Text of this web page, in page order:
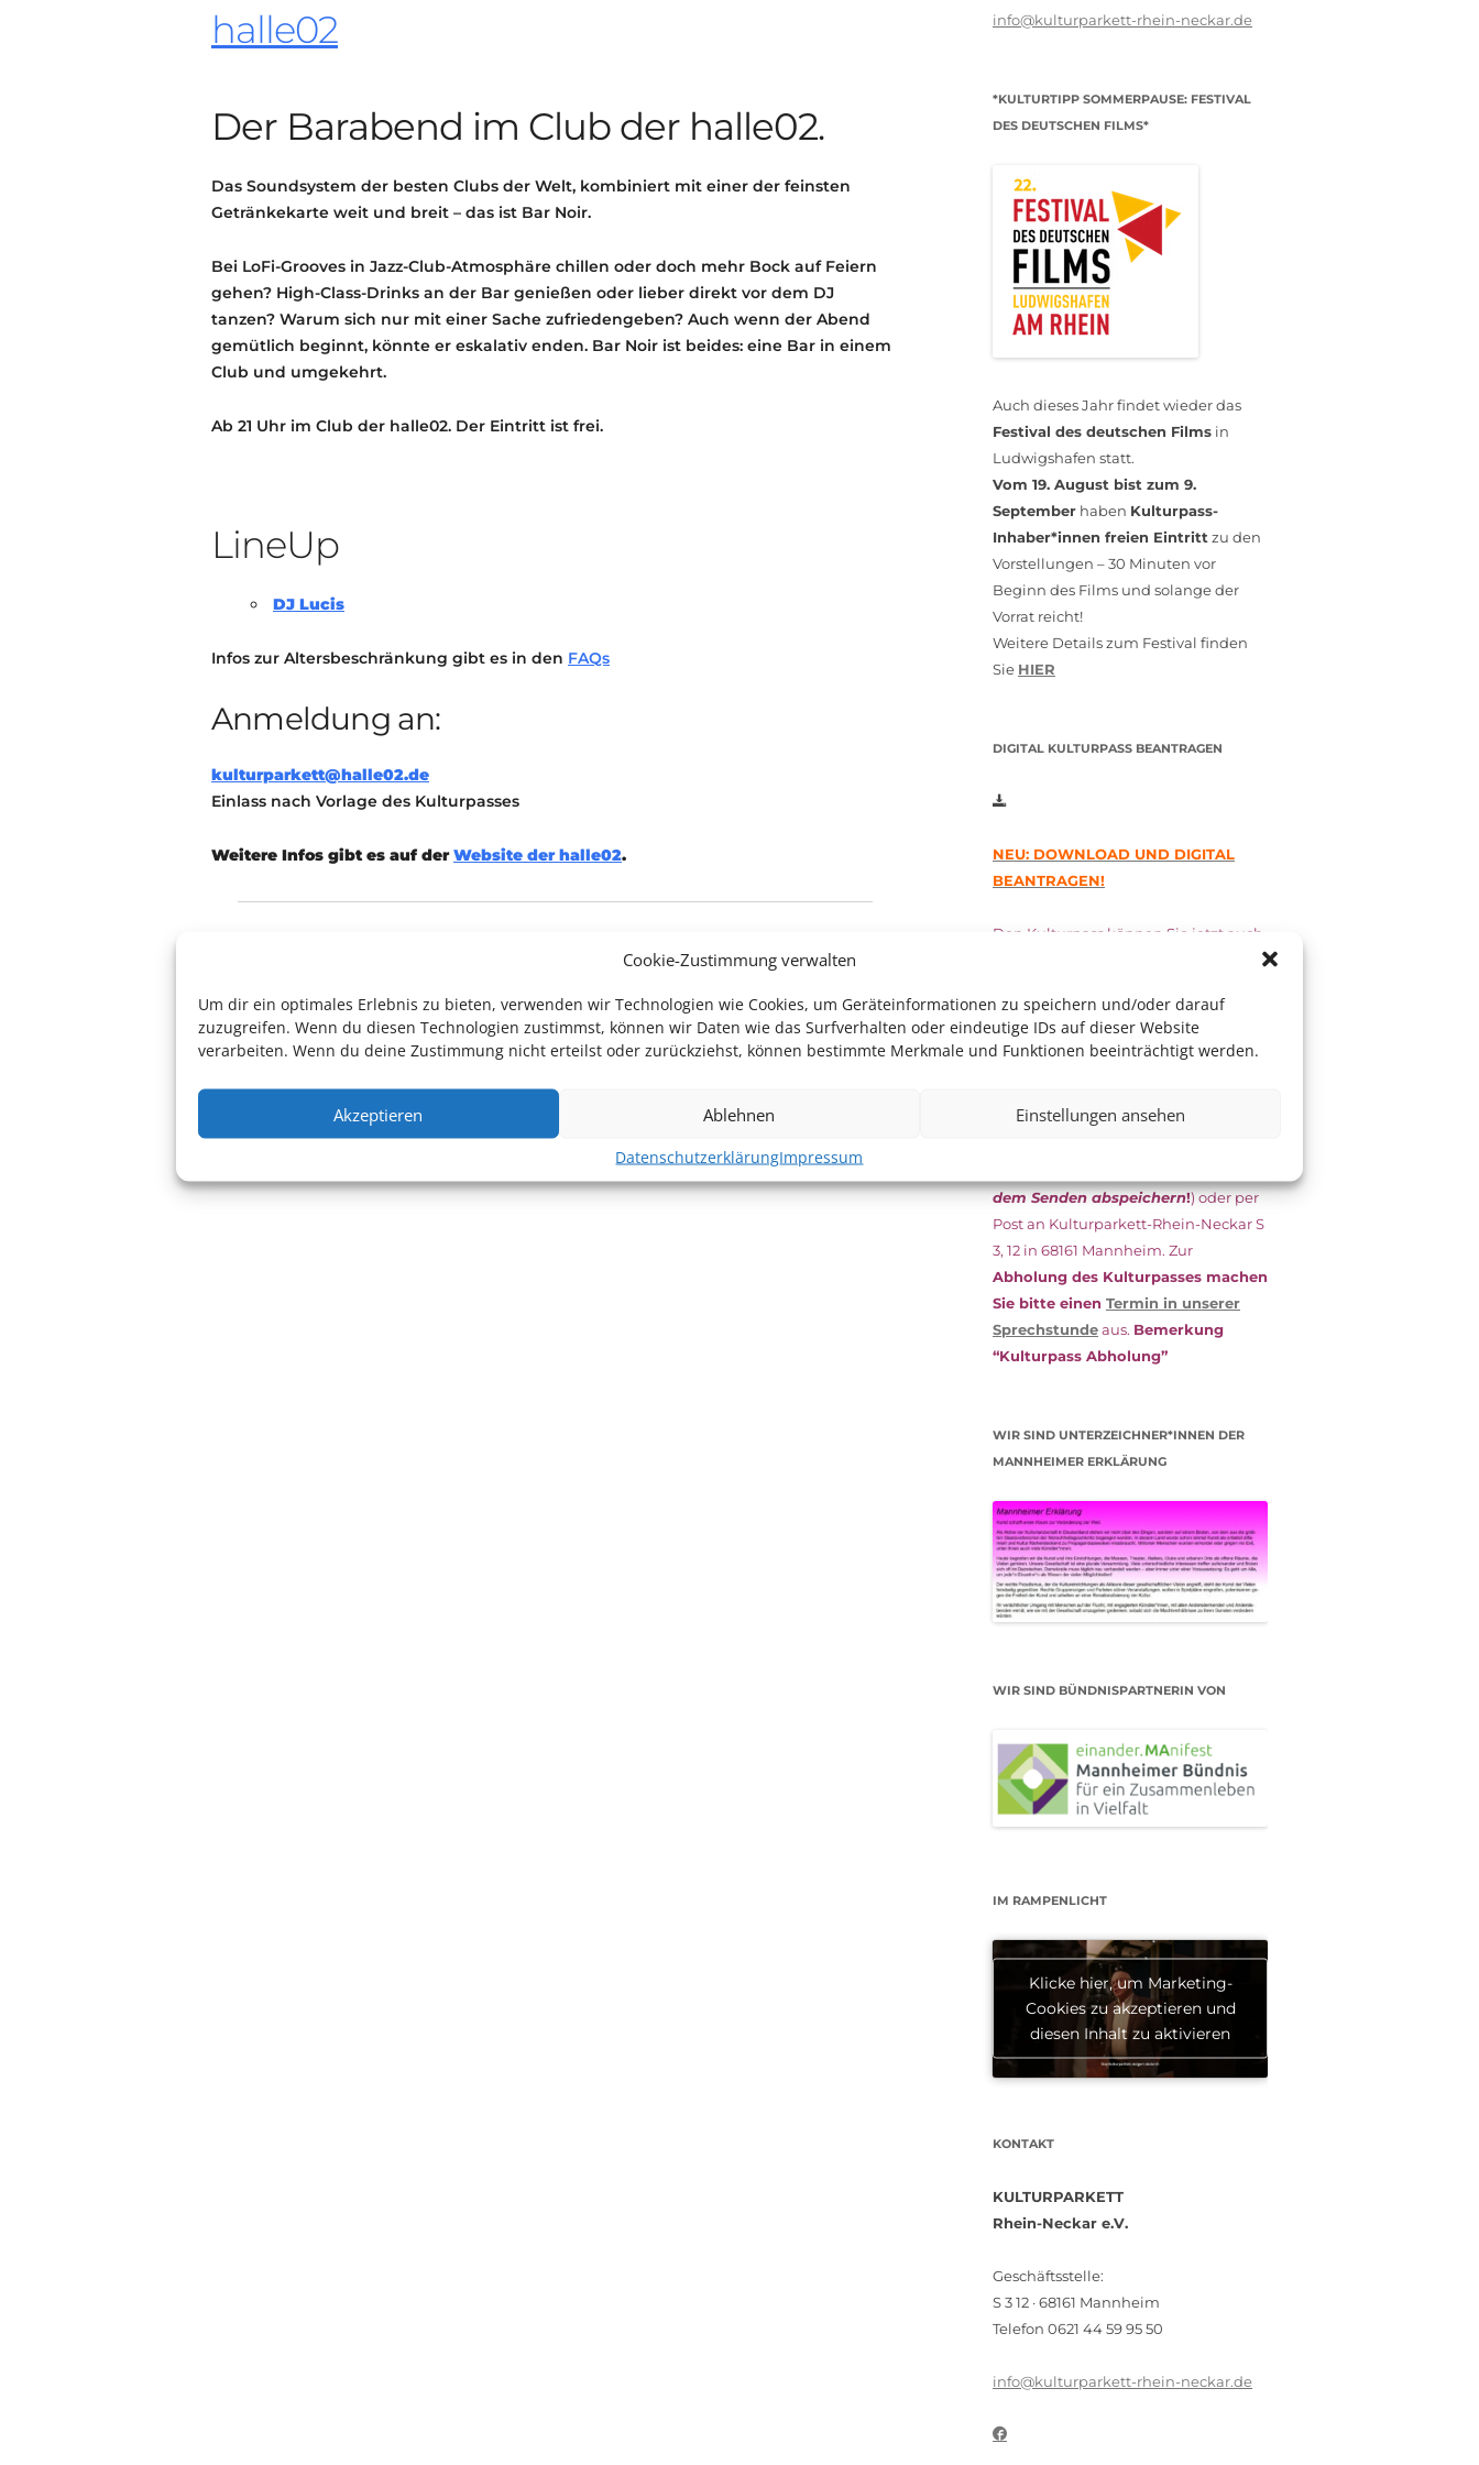
Cookie-Zustimmung verwalten
Um dir ein optimales Erlebnis zu bieten, verwenden wir Technologien wie Cookies, um Geräteinformationen zu speichern und/oder darauf
zuzugreifen. Wenn du diesen Technologien zustimmst, können wir Daten wie das Surfverhalten oder eindeutige IDs auf dieser Website
verarbeiten. Wenn du deine Zustimmung nicht erteilst oder zurückziehst, können bestimmte Merkmale und Funktionen beeinträchtigt werden.
Akzeptieren Ablehnen Einstellungen ansehen
DatenschutzerklärungImpressum
IMPRESSUM
halle02
Der Barabend im Club der halle02.
Das Soundsystem der besten Clubs der Welt, kombiniert mit einer der feinsten
Getränkekarte weit und breit – das ist Bar Noir.
Bei LoFi-Grooves in Jazz-Club-Atmosphäre chillen oder doch mehr Bock auf Feiern
gehen? High-Class-Drinks an der Bar genießen oder lieber direkt vor dem DJ
tanzen? Warum sich nur mit einer Sache zufriedengeben? Auch wenn der Abend
gemütlich beginnt, könnte er eskalativ enden. Bar Noir ist beides: eine Bar in einem
Club und umgekehrt.
Ab 21 Uhr im Club der halle02. Der Eintritt ist frei.
LineUp
DJ Lucis
Infos zur Altersbeschränkung gibt es in den FAQs
Anmeldung an:
kulturparkett@halle02.de
Einlass nach Vorlage des Kulturpasses
Weitere Infos gibt es auf derWebsite der halle02.
Jazz
Szene
info@kulturparkett-rhein-neckar.de
*KULTURTIPP SOMMERPAUSE: FESTIVAL
DES DEUTSCHEN FILMS*
Auch dieses Jahr findet wieder das
Festival des deutschen Films in
Ludwigshafen statt.
Vom 19. August bist zum 9.
September haben Kulturpass-
Inhaber*innen freien Eintritt zu den
Vorstellungen – 30 Minuten vor
Beginn des Films und solange der
Vorrat reicht!
Weitere Details zum Festival finden
Sie HIER
DIGITAL KULTURPASS BEANTRAGEN
NEU: DOWNLOAD UND DIGITAL
BEANTRAGEN!
Den Kulturpass können Sie jetzt auch
esunterschriebenzusammen mit
dem aktuellen
(Bürgergeld/
das Kulturparkett zurück: Per E-Mail
dem Senden abspeichern!) oder per
Post an Kulturparkett-Rhein-Neckar S
3, 12 in 68161 Mannheim. Zur
Abholung des Kulturpasses machen
Sie bitte einen Termin in unserer
Sprechstundeaus. Bemerkung
“Kulturpass Abholung”
WIR SIND UNTERZEICHNER*INNEN DER
MANNHEIMER ERKLÄRUNG
WIR SIND BÜNDNISPARTNERIN VON
IM RAMPENLICHT
Klicke hier, um Marketing-
Cookies zu akzeptieren und
diesen Inhalt zu aktivieren
KONTAKT
KULTURPARKETT
Rhein-Neckar e.V.
Geschäftsstelle:
S 3 12 · 68161 Mannheim
Telefon 0621 44 59 95 50
info@kulturparkett-rhein-neckar.de